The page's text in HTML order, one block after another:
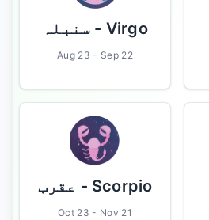
Virgo - سنبلہ
Aug 23 - Sep 22
Scorpio - عقرب
Oct 23 - Nov 21